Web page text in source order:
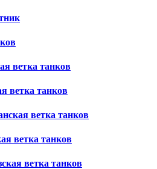
ветка танков
ветка танков
ветка танков
ветка танков
ветка танков